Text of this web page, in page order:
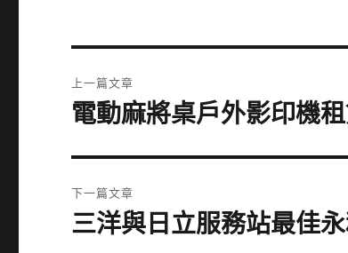
章
上一篇文章
上
篇
文
章:
電動麻將桌戶外影印機
下一篇文章
下
三洋與日立服務站最佳